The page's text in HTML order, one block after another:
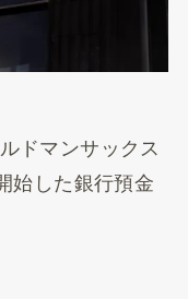
ドマンサックス
始した銀行預金